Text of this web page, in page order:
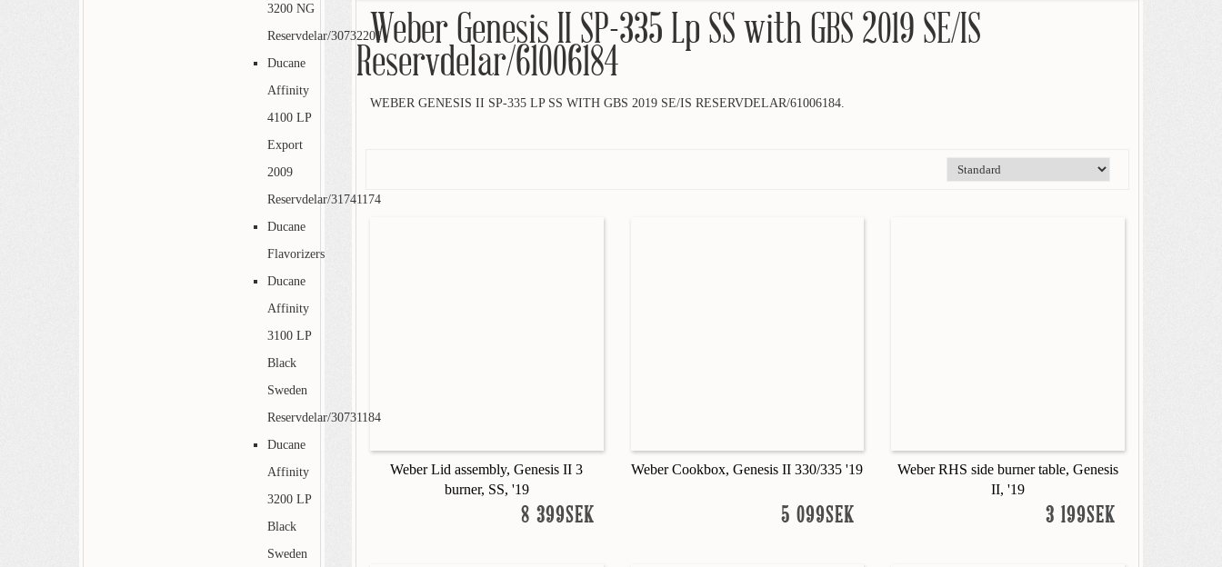
Weber Genesis II SP-335 Lp SS with GBS 2019 SE/IS
Reservdelar/61006184
WEBER GENESIS II SP-335 LP SS WITH GBS 2019 SE/IS RESERVDELAR/61006184.
Weber Lid assembly, Genesis II 3
burner, SS, '19
8 399SEK
Weber Cookbox, Genesis II 330/335 '19
5 099SEK
Weber RHS side burner table, Genesis
II, '19
3 199SEK
3200 NG
Reservdelar/30732201
Ducane
Affinity
4100 LP
Export
2009
Reservdelar/31741174
Ducane
Flavorizers
Ducane
Affinity
3100 LP
Black
Sweden
Reservdelar/30731184
Ducane
Affinity
3200 LP
Black
Sweden